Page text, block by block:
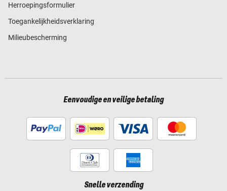
Herroepingsformulier
Toegankelijkheidsverklaring
Milieubescherming
Eenvoudige en veilige betaling
Snelle verzending